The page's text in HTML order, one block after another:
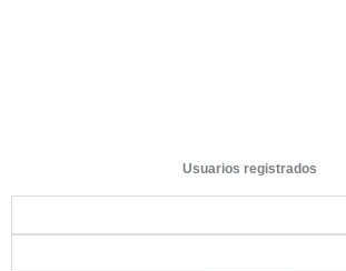
Usuarios registrados